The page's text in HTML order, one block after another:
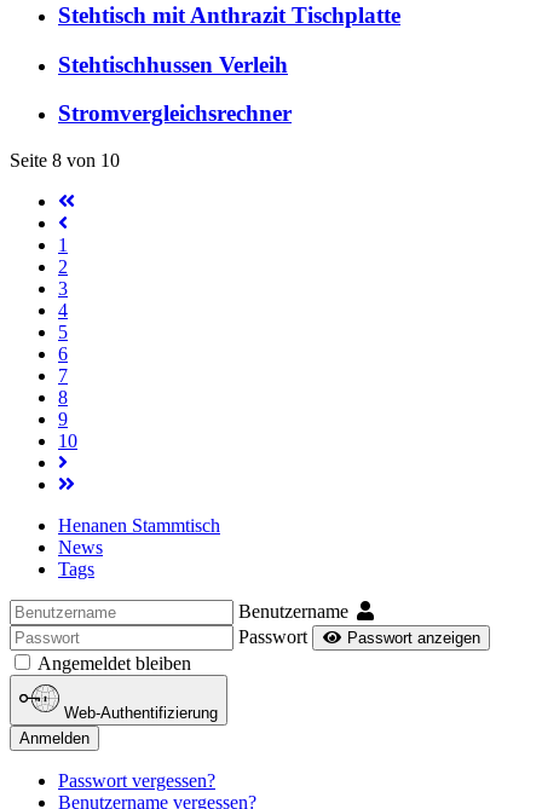
Stehtisch mit Anthrazit Tischplatte
Stehtischhussen Verleih
Stromvergleichsrechner
Seite 8 von 10
1
2
3
4
5
6
7
8
9
10
Henanen Stammtisch
News
Tags
Benutzername
Passwort
Passwort anzeigen
Angemeldet bleiben
Web-Authentifizierung
Anmelden
Passwort vergessen?
Benutzername vergessen?